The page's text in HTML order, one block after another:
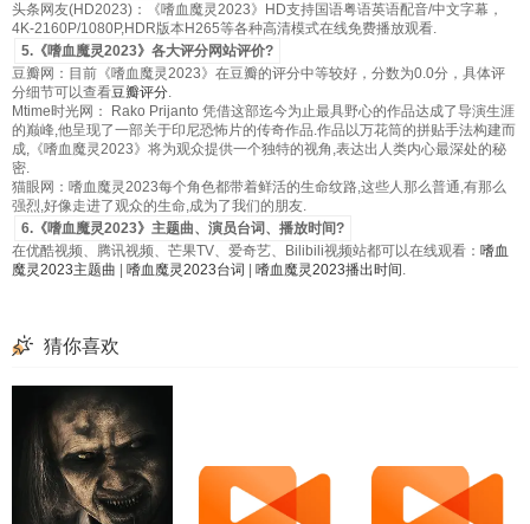
头条网友(HD2023)：《嗜血魔灵2023》HD支持国语粤语英语配音/中文字幕，
4K-2160P/1080P,HDR版本H265等各种高清模式在线免费播放观看.
5.《嗜血魔灵2023》各大评分网站评价?
豆瓣网：目前《嗜血魔灵2023》在豆瓣的评分中等较好，分数为0.0分，具体评
分细节可以查看豆瓣评分.
Mtime时光网： Rako Prijanto 凭借这部迄今为止最具野心的作品达成了导演生涯
的巅峰,他呈现了一部关于印尼恐怖片的传奇作品.作品以万花筒的拼贴手法构建而
成,《嗜血魔灵2023》将为观众提供一个独特的视角,表达出人类内心最深处的秘
密.
猫眼网：嗜血魔灵2023每个角色都带着鲜活的生命纹路,这些人那么普通,有那么
强烈,好像走进了观众的生命,成为了我们的朋友.
6.《嗜血魔灵2023》主题曲、演员台词、播放时间?
在优酷视频、腾讯视频、芒果TV、爱奇艺、Bilibili视频站都可以在线观看： 嗜血
魔灵2023主题曲
嗜血魔灵2023台词 嗜血魔灵2023播出时间 .
猜你喜欢